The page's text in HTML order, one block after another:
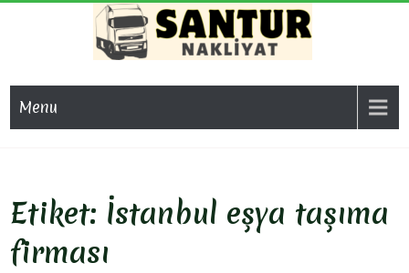
Nakliyat, İş
Yeri Taşıma,
Menu
Etiket: İstanbul eşya taşıma
firması